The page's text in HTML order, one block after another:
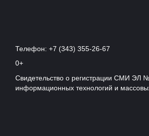
Телефон: +7 (343) 355-26-67
0+
Свидетельство о регистрации СМИ ЭЛ
информационных технологий и